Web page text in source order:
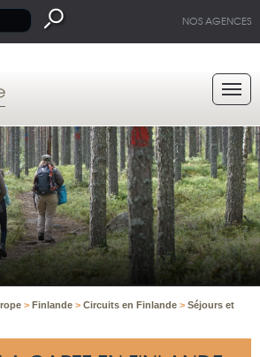
NOS AGENCES
> Finlande > Circuits en Finlande > Séjours et